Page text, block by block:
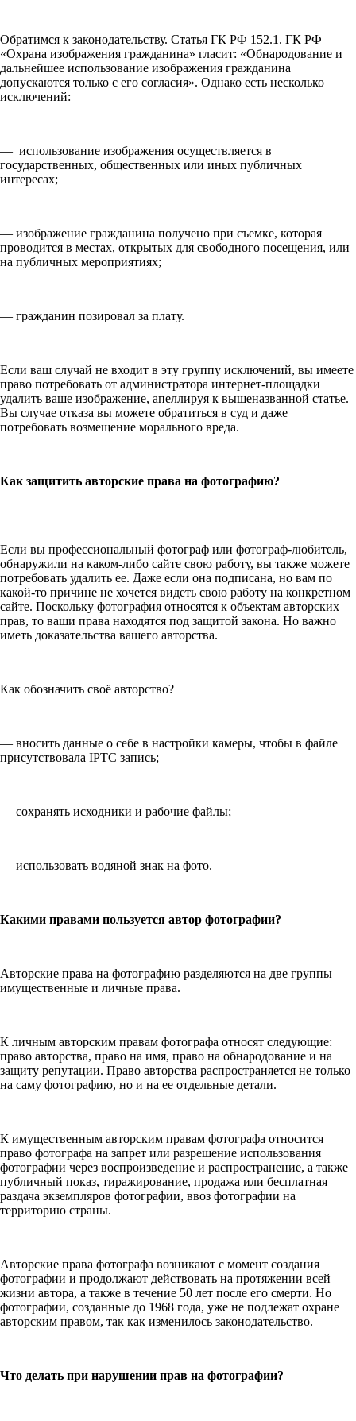
Обратимся к законодательству. Статья ГК РФ 152.1. ГК РФ
«Охрана изображения гражданина» гласит: «Обнародование и
дальнейшее использование изображения гражданина
допускаются только с его согласия». Однако есть несколько
исключений:
— использование изображения осуществляется в
государственных, общественных или иных публичных
интересах;
— изображение гражданина получено при съемке, которая
проводится в местах, открытых для свободного посещения, или
на публичных мероприятиях;
— гражданин позировал за плату.
Если ваш случай не входит в эту группу исключений, вы имеете
право потребовать от администратора интернет-площадки
удалить ваше изображение, апеллируя к вышеназванной статье.
Вы случае отказа вы можете обратиться в суд и даже
потребовать возмещение морального вреда.
Как защитить авторские права на фотографию?
Если вы профессиональный фотограф или фотограф-любитель,
обнаружили на каком-либо сайте свою работу, вы также можете
потребовать удалить ее. Даже если она подписана, но вам по
какой-то причине не хочется видеть свою работу на конкретном
сайте. Поскольку фотография относятся к объектам авторских
прав, то ваши права находятся под защитой закона. Но важно
иметь доказательства вашего авторства.
Как обозначить своё авторство?
— вносить данные о себе в настройки камеры, чтобы в файле
присутствовала IPTC запись;
— сохранять исходники и рабочие файлы;
— использовать водяной знак на фото.
Какими правами пользуется автор фотографии?
Авторские права на фотографию разделяются на две группы –
имущественные и личные права.
К личным авторским правам фотографа относят следующие:
право авторства, право на имя, право на обнародование и на
защиту репутации. Право авторства распространяется не только
на саму фотографию, но и на ее отдельные детали.
К имущественным авторским правам фотографа относится
право фотографа на запрет или разрешение использования
фотографии через воспроизведение и распространение, а также
публичный показ, тиражирование, продажа или бесплатная
раздача экземпляров фотографии, ввоз фотографии на
территорию страны.
Авторские права фотографа возникают с момент создания
фотографии и продолжают действовать на протяжении всей
жизни автора, а также в течение 50 лет после его смерти. Но
фотографии, созданные до 1968 года, уже не подлежат охране
авторским правом, так как изменилось законодательство.
Что делать при нарушении прав на фотографии?